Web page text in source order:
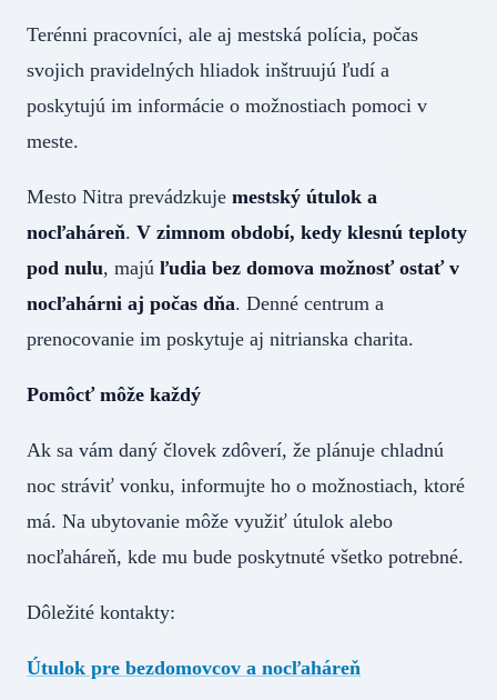
Terénni pracovníci, ale aj mestská polícia, počas
svojich pravidelných hliadok inštruujú ľudí a
poskytujú im informácie o možnostiach pomoci v
meste.
Mesto Nitra prevádzkuje mestský útulok a
nocľaháreň. V zimnom období, kedy klesnú teploty
pod nulu, majú ľudia bez domova možnosť ostať v
nocľahárni aj počas dňa. Denné centrum a
prenocovanie im poskytuje aj nitrianska charita.
Pomôcť môže každý
Ak sa vám daný človek zdôverí, že plánuje chladnú
noc stráviť vonku, informujte ho o možnostiach, ktoré
má. Na ubytovanie môže využiť útulok alebo
nocľaháreň, kde mu bude poskytnuté všetko potrebné.
Dôležité kontakty:
Útulok pre bezdomovcov a nocľaháreň